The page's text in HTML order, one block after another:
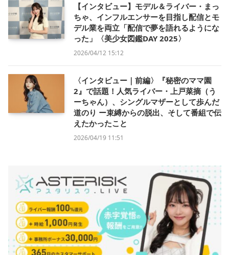
【インタビュー】モデル＆ライバー・まっ
ちゃ、インフルエンサーを目指し配信とモ
デル業を両立「配信で夢を語れるようにな
った」〈美少女図鑑DAY 2025〉
2026/04/12 15:12
〈インタビュー｜前編〉『秘密のママ園
2』で話題！人気ライバー・上戸菜摘（う
ーちゃん）、シングルマザーとして歩んだ
道のり ー束縛からの脱出、そして番組で伝
えたかったこと
2026/04/19 11:51